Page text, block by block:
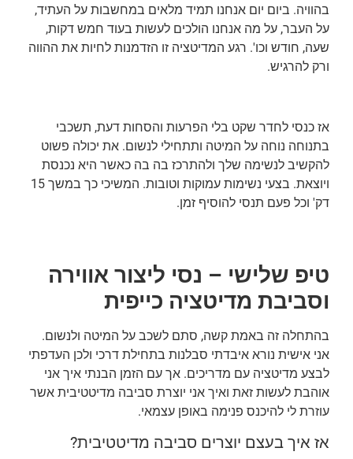
בהוויה. ביום יום אנחנו תמיד מלאים במחשבות על העתיד,
על העבר, על מה אנחנו הולכים לעשות בעוד חמש דקות,
שעה, חודש וכו'. רגע המדיטציה זו הזדמנות לחיות את ההווה
ורק להרגיש.
אז כנסי לחדר שקט בלי הפרעות והסחות דעת, תשכבי
בתנוחה נוחה על המיטה ותתחילי לנשום. את יכולה פשוט
להקשיב לנשימה שלך ולהתרכז בה בה כאשר היא נכנסת
ויוצאת. בצעי נשימות עמוקות וטובות. המשיכי כך במשך 15
דק' וכל פעם תנסי להוסיף זמן.
טיפ שלישי – נסי ליצור אווירה
וסביבת מדיטציה כייפית
בהתחלה זה באמת קשה, סתם לשכב על המיטה ולנשום.
אני אישית נורא איבדתי סבלנות בתחילת דרכי ולכן העדפתי
לבצע מדיטציה עם מדריכים. אך עם הזמן הבנתי איך אני
אוהבת לעשות זאת ואיך אני יוצרת סביבה מדיטטיבית אשר
עוזרת לי להיכנס פנימה באופן עצמאי.
אז איך בעצם יוצרים סביבה מדיטטיבית?